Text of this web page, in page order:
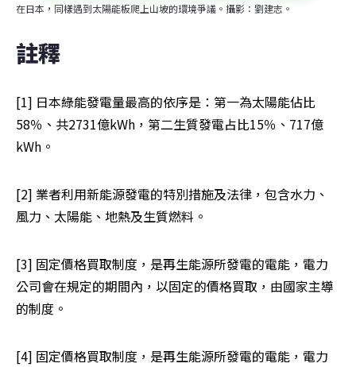
在日本，同樣遇到太陽能板爬上山坡的環境爭議。攝影：劉建志。
註釋
[1] 日本綠能發電量最高的依序是：第一為太陽能佔比
58％、共2731億kWh，第二生質發電占比15％、717億
kWh。
[2] 業者利用新能源發電的特別措施及法律，包含水力、
風力、太陽能、地熱及生質燃料。
[3] 固定價格買取制度，是再生能源所發電的電能，電力
公司會在規定的期間內，以固定的價格買取，由國家主導
的制度。
[4] 固定價格買取制度，是再生能源所發電的電能，電力